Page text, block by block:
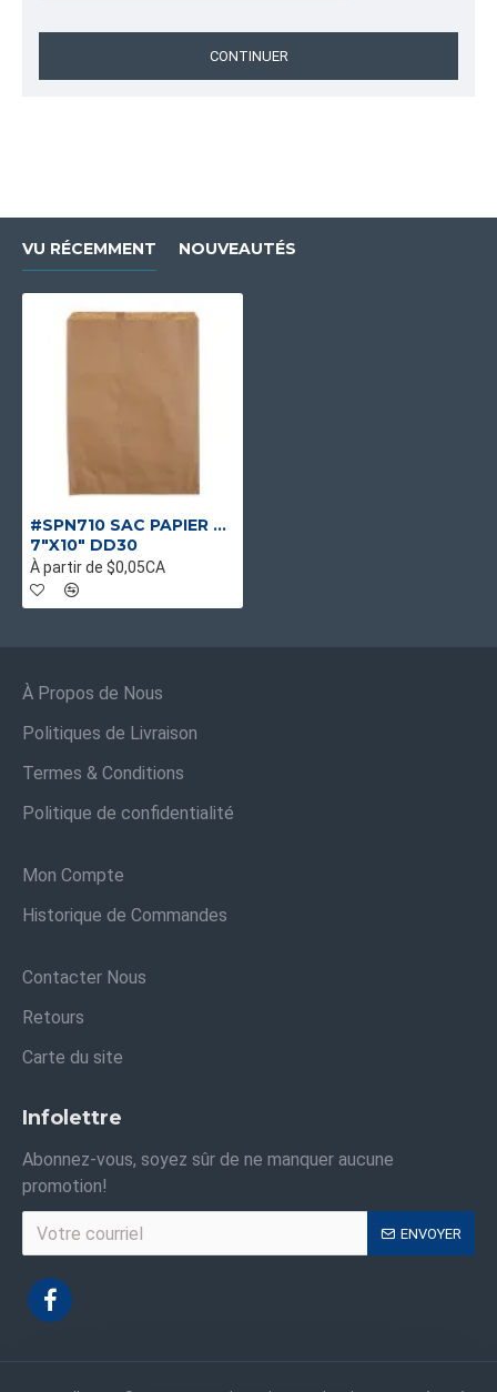
CONTINUER
VU RÉCEMMENT NOUVEAUTÉS
#SPN710 SAC PAPIER MERCERIE
7"X10" DD30
À partir de $0,05CA
À Propos de Nous
Politiques de Livraison
Termes & Conditions
Politique de confidentialité
Mon Compte
Historique de Commandes
Contacter Nous
Retours
Carte du site
Infolettre
Abonnez-vous, soyez sûr de ne manquer aucune
promotion!
ENVOYER